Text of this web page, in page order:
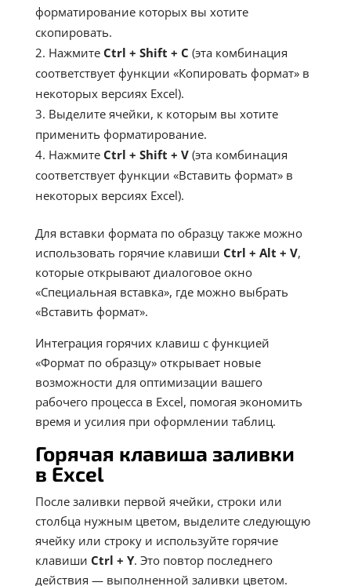
форматирование которых вы хотите
скопировать.
Нажмите Ctrl + Shift + C (эта комбинация
соответствует функции «Копировать формат» в
некоторых версиях Excel).
Выделите ячейки, к которым вы хотите
применить форматирование.
Нажмите Ctrl + Shift + V(эта комбинация
соответствует функции «Вставить формат» в
некоторых версиях Excel).
Для вставки формата по образцу также можно
использовать горячие клавиши Ctrl + Alt + V,
которые открывают диалоговое окно
«Специальная вставка», где можно выбрать
«Вставить формат».
Интеграция горячих клавиш с функцией
«Формат по образцу» открывает новые
возможности для оптимизации вашего
рабочего процесса в Excel, помогая экономить
время и усилия при оформлении таблиц.
Горячая клавиша заливки
в Excel
После заливки первой ячейки, строки или
столбца нужным цветом, выделите следующую
ячейку или строку и используйте горячие
клавиши Ctrl + Y. Это повтор последнего
действия — выполненной заливки цветом.